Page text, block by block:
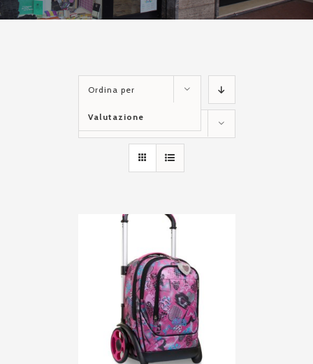
Ordina per
Valutazione
Mostra36 Prodotti